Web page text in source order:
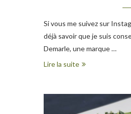
Si vous me suivez sur
déjà savoir que je suis
Demarle, une marque …
Lire la suite